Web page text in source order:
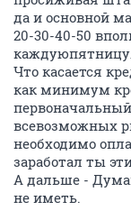
да и основной
20-30-40-50
Что касается
как минимум
всевозможных
необходимо
заработал ты
А дальше -
не иметь.